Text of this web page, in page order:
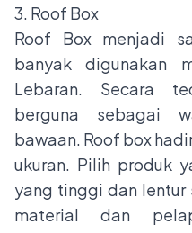
3. Roof Box
Roof Box menjadi
banyak digunakan
Lebaran. Secara
berguna sebagai
bawaan. Roof box
ukuran. Pilih produk
yang tinggi dan
material dan